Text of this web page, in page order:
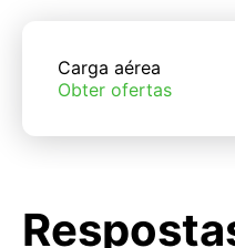
Carga aérea
Obter ofertas